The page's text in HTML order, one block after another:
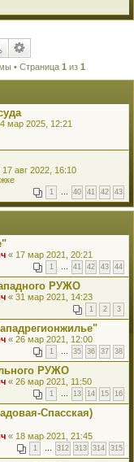
• Страница 1 из 1
мар 2025, 12:21
17 авг 2022, 16:10
1 … 40 41 42 43
« 17 мар 2021, 20:21
1 … 41 42 43 44
РУЖО
« 31 мар 2021, 14:23
1 2 3
« 26 мар 2021, 12:00
1 … 35 36 37 38
РУЖО
« 26 мар 2021, 11:50
1 … 13 14 15 16
Спасская)
« 18 мар 2021, 21:45
1 … 312 313 314 315